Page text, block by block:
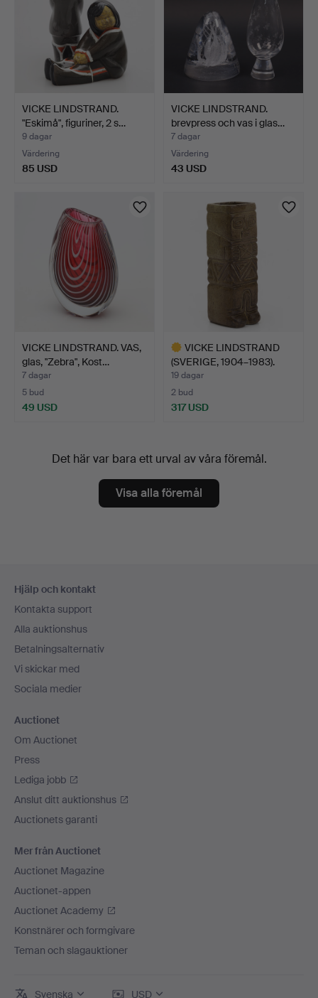
VICKE LINDSTRAND.
"Eskimå", figuriner, 2 s…
9 dagar
Värdering
85 USD
VICKE LINDSTRAND.
brevpress och vas i glas…
7 dagar
Värdering
43 USD
VICKE LINDSTRAND. VAS,
glas, "Zebra", Kost…
7 dagar
5 bud
49 USD
VICKE LINDSTRAND
(SVERIGE, 1904–1983).
Gol…
19 dagar
2 bud
317 USD
Det här var bara ett urval av våra föremål.
Visa alla föremål
Hjälp och kontakt
Kontakta support
Alla auktionshus
Betalningsalternativ
Vi skickar med
Sociala medier
Auctionet
Om Auctionet
Press
Lediga jobb
Anslut ditt auktionshus
Auctionets garanti
Mer från Auctionet
Auctionet Magazine
Auctionet-appen
Auctionet Academy
Konstnärer och formgivare
Teman och slagauktioner
Svenska USD